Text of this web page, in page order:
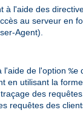
à l'aide des
au serveur en
Agent).
l'aide de l'option %e
en utilisant la
des
requêtes des